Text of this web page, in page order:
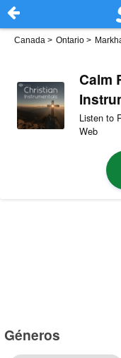
Canada > Ontario >
Calm
Listen to
Web
Géneros